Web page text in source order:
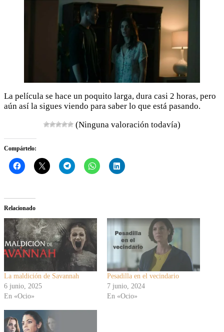
La película se hace un poquito larga, dura casi 2 horas, pero
aún así la sigues viendo para saber lo que está pasando.
(Ninguna valoración todavía)
Compártelo:
Relacionado
La maldición de Savannah
6 junio, 2025
En «Ocio»
Pesadilla en el vecindario
7 junio, 2024
En «Ocio»